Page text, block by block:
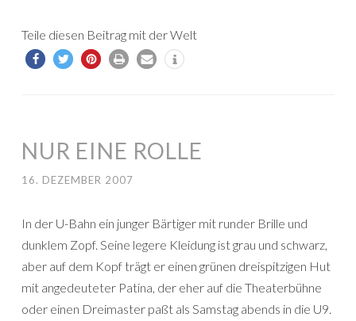
Teile diesen Beitrag mit der Welt
NUR EINE ROLLE
16. DEZEMBER 2007
In der U-Bahn ein junger Bärtiger mit runder Brille und
dunklem Zopf. Seine legere Kleidung ist grau und schwarz,
aber auf dem Kopf trägt er einen grünen dreispitzigen Hut
mit angedeuteter Patina, der eher auf die Theaterbühne
oder einen Dreimaster paßt als Samstag abends in die U9.